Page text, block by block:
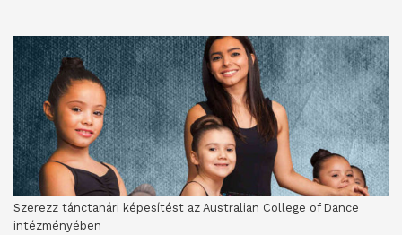
Szerezz tánctanári képesítést az Australian College of Dance
intézményében